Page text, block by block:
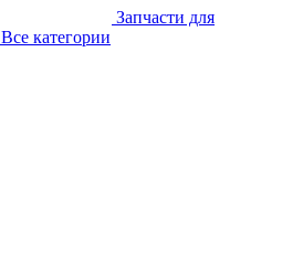
Запчасти для
Все категории